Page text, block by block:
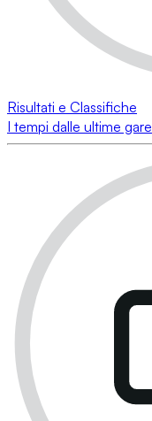
Risultati e Classifiche
I tempi dalle ultime gare